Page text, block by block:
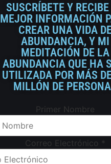
SUSCRÍBETE Y
MEJOR INFORMACIÓN
CREAR UNA VIDA
ABUNDANCIA, Y MI
MEDITACIÓN DE LA
ABUNDANCIA QUE HA
UTILIZADA POR MÁS
MILLÓN DE
Primer Nombre
Correo Electrónico *